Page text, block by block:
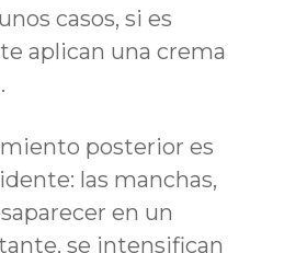
casos, si es
aplican una crema
posterior es
las manchas,
en un
se intensifican